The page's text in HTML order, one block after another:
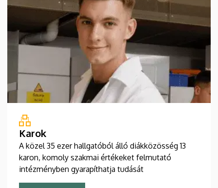
Karok
A közel 35 ezer hallgatóból álló diákközösség 13
karon, komoly szakmai értékeket felmutató
intézményben gyarapíthatja tudását